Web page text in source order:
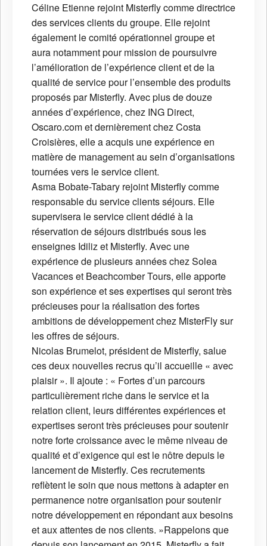
Céline Etienne rejoint Misterfly comme directrice
des services clients du groupe. Elle rejoint
également le comité opérationnel groupe et
aura notamment pour mission de poursuivre
l’amélioration de l’expérience client et de la
qualité de service pour l’ensemble des produits
proposés par Misterfly. Avec plus de douze
années d’expérience, chez ING Direct,
Oscaro.com et dernièrement chez Costa
Croisières, elle a acquis une expérience en
matière de management au sein d’organisations
tournées vers le service client.
Asma Bobate-Tabary rejoint Misterfly comme
responsable du service clients séjours. Elle
supervisera le service client dédié à la
réservation de séjours distribués sous les
enseignes Idiliz et Misterfly. Avec une
expérience de plusieurs années chez Solea
Vacances et Beachcomber Tours, elle apporte
son expérience et ses expertises qui seront très
précieuses pour la réalisation des fortes
ambitions de développement chez MisterFly sur
les offres de séjours.
Nicolas Brumelot, président de Misterfly, salue
ces deux nouvelles recrus qu’il accueille « avec
plaisir ». Il ajoute : « Fortes d’un parcours
particulièrement riche dans le service et la
relation client, leurs différentes expériences et
expertises seront très précieuses pour soutenir
notre forte croissance avec le même niveau de
qualité et d’exigence qui est le nôtre depuis le
lancement de Misterfly. Ces recrutements
reflètent le soin que nous mettons à adapter en
permanence notre organisation pour soutenir
notre développement en répondant aux besoins
et aux attentes de nos clients. »Rappelons que